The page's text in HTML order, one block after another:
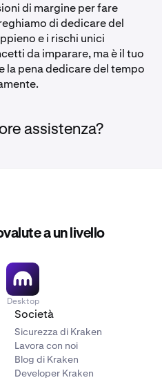
di margine per fare
di dedicare del
e i rischi unici
da imparare, ma è il tuo
la pena dedicare del tempo
assistenza?
a un livello
Desktop
Società
Sicurezza di Kraken
Lavora con noi
Blog di Kraken
Developer Kraken